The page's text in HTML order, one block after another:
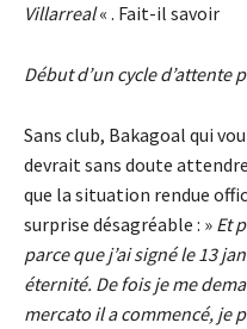
Villarreal« . Fait-il savoir
Début d’un cycle d’attente
Sans club, Bakagoal qui
devrait sans doute
que la situation rendue
surprise désagréable : » Et
parce que j’ai signé le 13
éternité. De fois je me
mercato il a commencé, je